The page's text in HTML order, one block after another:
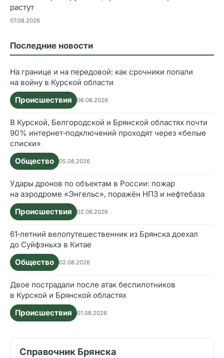
растут
07.08.2026
Последние новости
На границе и на передовой: как срочники попали
на войну в Курской области
Происшествия
06.08.2026
В Курской, Белгородской и Брянской областях почти
90% интернет‑подключений проходят через «белые
списки»
Общество
05.08.2026
Удары дронов по объектам в России: пожар
на аэродроме «Энгельс», поражён НПЗ и нефтебаза
Происшествия
02.08.2026
61‑летний велопутешественник из Брянска доехал
до Суйфэньхэ в Китае
Общество
02.08.2026
Двое пострадали после атак беспилотников
в Курской и Брянской областях
Происшествия
01.08.2026
Справочник Брянска